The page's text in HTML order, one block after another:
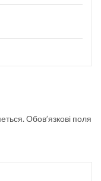
Обов’язкові поля